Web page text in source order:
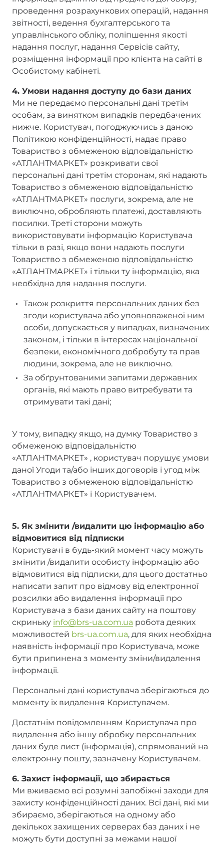
проведення розрахункових операцій, надання
звітності, ведення бухгалтерського та
управлінського обліку, поліпшення якості
надання послуг, надання Сервісів сайту,
розміщення інформації про клієнта на сайті в
Особистому кабінеті.
4. Умови надання доступу до бази даних
Ми не передаємо персональні дані третім
особам, за винятком випадків передбачених
нижче. Користувач, погоджуючись з даною
Політикою конфіденційності, надає право
Товариство з обмеженою відповідальністю
«АТЛАНТМАРКЕТ» розкривати свої
персональні дані третім сторонам, які надають
Товариство з обмеженою відповідальністю
«АТЛАНТМАРКЕТ» послуги, зокрема, але не
виключно, обробляють платежі, доставляють
посилки. Треті сторони можуть
використовувати інформацію Користувача
тільки в разі, якщо вони надають послуги
Товариство з обмеженою відповідальністю
«АТЛАНТМАРКЕТ» і тільки ту інформацію, яка
необхідна для надання послуги.
Також розкриття персональних даних без
згоди користувача або уповноваженої ним
особи, допускається у випадках, визначених
законом, і тільки в інтересах національної
безпеки, економічного добробуту та прав
людини, зокрема, але не виключно.
За обґрунтованими запитами державних
органів, які мають право витребувати та
отримувати такі дані;
У тому, випадку якщо, на думку Товариство з
обмеженою відповідальністю
«АТЛАНТМАРКЕТ» , користувач порушує умови
даної Угоди та/або інших договорів і угод між
Товариство з обмеженою відповідальністю
«АТЛАНТМАРКЕТ» і Користувачем.
5. Як змінити /видалити цю інформацію або
відмовитися від підписки
Користувачі в будь-який момент часу можуть
змінити /видалити особисту інформацію або
відмовитися від підписки, для цього достатньо
написати запит про відмову від електронної
розсилки або видалення інформації про
Користувача з бази даних сайту на поштову
скриньку info@brs-ua.com.ua робота деяких
можливостей brs-ua.com.ua, для яких необхідна
наявність інформації про Користувача, може
бути припинена з моменту зміни/видалення
інформації.
Персональні дані користувача зберігаються до
моменту їх видалення Користувачем.
Достатнім повідомленням Користувача про
видалення або іншу обробку персональних
даних буде лист (інформація), спрямований на
електронну пошту, зазначену Користувачем.
6. Захист інформації, що збирається
Ми вживаємо всі розумні запобіжні заходи для
захисту конфіденційності даних. Всі дані, які ми
збираємо, зберігаються на одному або
декількох захищених серверах баз даних і не
можуть бути доступні за межами нашої